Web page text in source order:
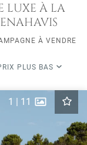
LUXE À LA
À VENDRE
PLUS BAS
1 | 11